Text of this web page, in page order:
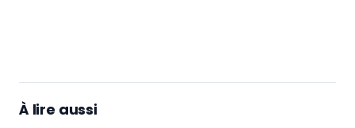
À lire aussi